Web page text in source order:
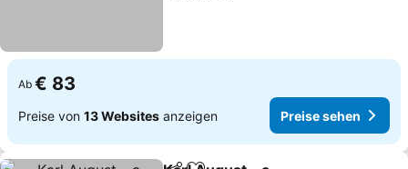
Ab € 83
Preise von 13 Websites anzeigen Preise sehen